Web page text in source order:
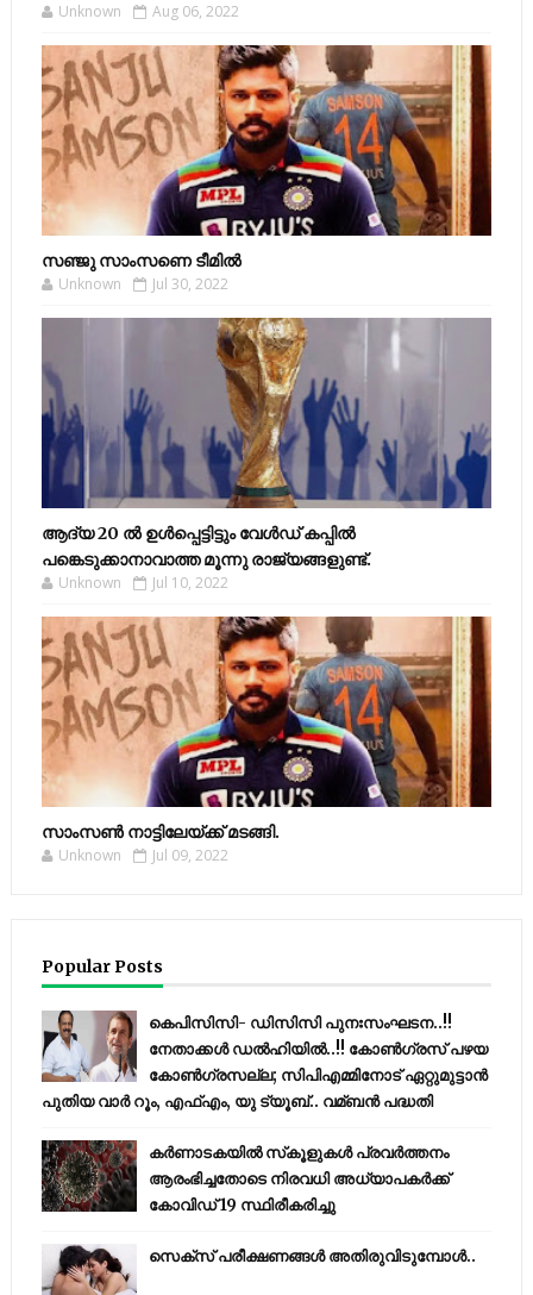
Unknown Aug 06, 2022
സഞ്ജു സാംസണെ ടീമില്‍
Unknown Jul 30, 2022
ആദ്യ 20 ല്‍ ഉള്‍പ്പെട്ടിട്ടും വേള്‍ഡ് കപ്പില്‍
പങ്കെടുക്കാനാവാത്ത മൂന്നു രാജ്യങ്ങളുണ്ട്.
Unknown Jul 10, 2022
സാംസണ്‍ നാട്ടിലേയ്‌ക്ക് മടങ്ങി.
Unknown Jul 09, 2022
Popular Posts
കെപിസിസി- ഡിസിസി പുനഃസംഘടന..!!
നേതാക്കൾ ഡൽഹിയിൽ..!! കോണ്‍ഗ്രസ് പഴയ
കോണ്‍ഗ്രസല്ല; സിപിഎമ്മിനോട് ഏറ്റുമുട്ടാന്‍
പുതിയ വാര്‍ റൂം, എഫ്‌എം, യു ട്യൂബ്.. വമ്ബന്‍ പദ്ധതി
കര്‍ണാടകയില്‍ സ്‌കൂളുകള്‍ പ്രവര്‍ത്തനം
ആരംഭിച്ചതോടെ നിരവധി അധ്യാപകര്‍ക്ക്
കോവിഡ് 19 സ്ഥിരീകരിച്ചു
സെക്സ് പരീക്ഷണങ്ങൾ അതിരുവിടുമ്പോൾ..